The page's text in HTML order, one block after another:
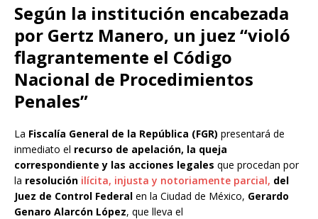
Según la institución encabezada
por Gertz Manero, un juez “violó
flagrantemente el Código
Nacional de Procedimientos
Penales”
La Fiscalía General de la República (FGR) presentará de
inmediato el recurso de apelación, la queja
correspondiente y las acciones legales que procedan por
la resolución ilícita, injusta y notoriamente parcial, del
Juez de Control Federal en la Ciudad de México, Gerardo
Genaro Alarcón López, que lleva el